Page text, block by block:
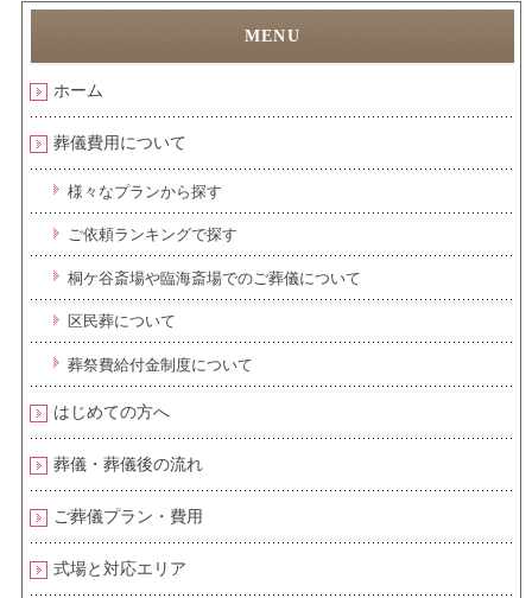
ホーム
葬儀費用について
様々なプランから探す
ご依頼ランキングで探す
桐ケ谷斎場や臨海斎場でのご葬儀について
区民葬について
葬祭費給付金制度について
はじめての方へ
葬儀・葬儀後の流れ
ご葬儀プラン・費用
式場と対応エリア